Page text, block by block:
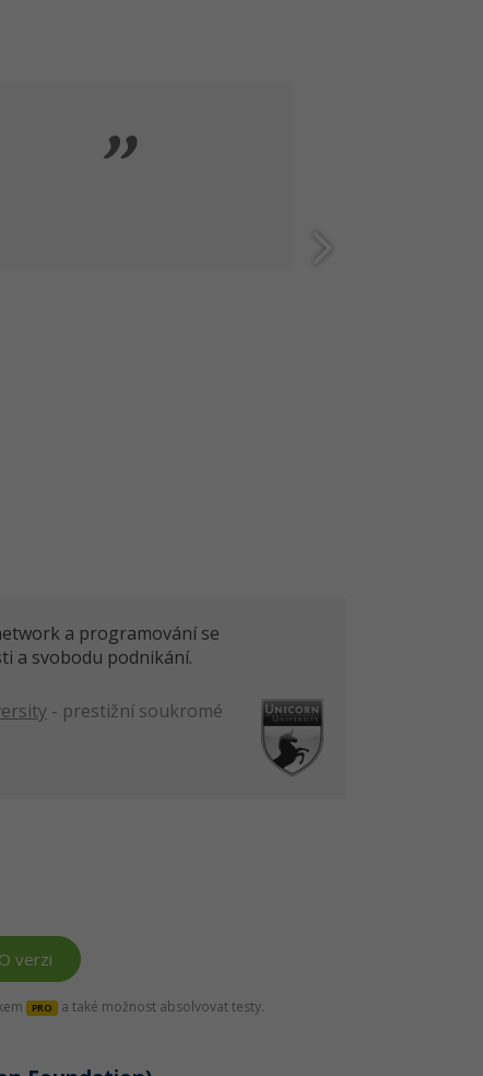
a programování se
a svobodu podnikání.
- prestižní soukromé
verzi
PRO a také možnost absolvovat testy.